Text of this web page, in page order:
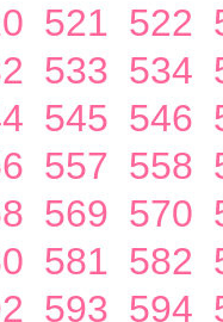
521 522
533 534
545 546
557 558
569 570
581 582
593 594